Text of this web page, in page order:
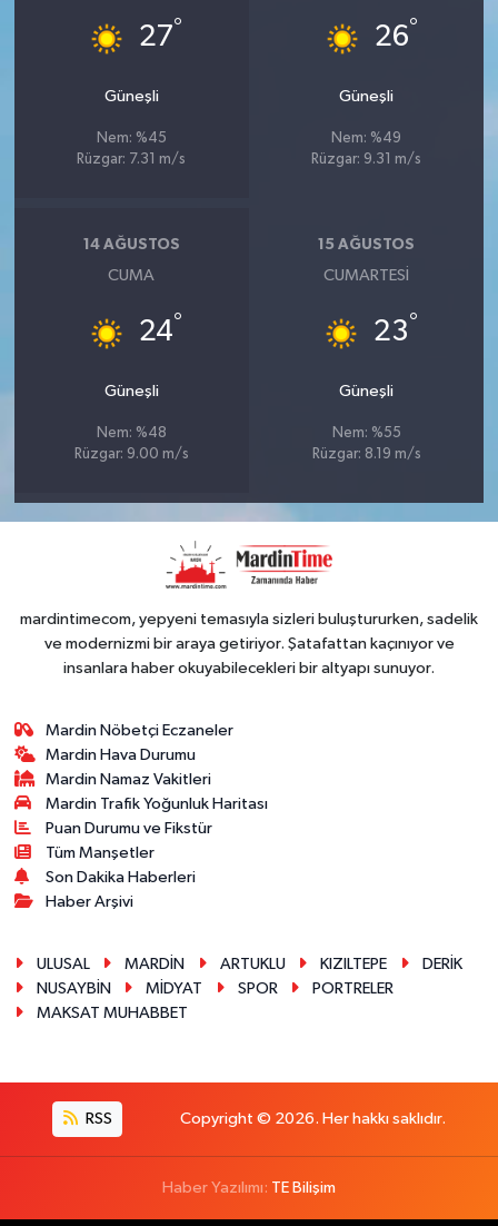
27°
Güneşli
Nem: %45
Rüzgar: 7.31 m/s
26°
Güneşli
Nem: %49
Rüzgar: 9.31 m/s
14 AĞUSTOS
CUMA
24°
Güneşli
Nem: %48
Rüzgar: 9.00 m/s
15 AĞUSTOS
CUMARTESI
23°
Güneşli
Nem: %55
Rüzgar: 8.19 m/s
mardintimecom, yepyeni temasıyla sizleri buluştururken, sadelik
ve modernizmi bir araya getiriyor. Şatafattan kaçınıyor ve
insanlara haber okuyabilecekleri bir altyapı sunuyor.
Mardin Nöbetçi Eczaneler
Mardin Hava Durumu
Mardin Namaz Vakitleri
Mardin Trafik Yoğunluk Haritası
Puan Durumu ve Fikstür
Tüm Manşetler
Son Dakika Haberleri
Haber Arşivi
ULUSAL MARDİN ARTUKLU KIZILTEPE
DERİK
NUSAYBİN
MİDYAT SPOR
PORTRELER
MAKSAT MUHABBET
RSS Copyright © 2026. Her hakkı saklıdır.
Haber Yazılımı: TE Bilişim